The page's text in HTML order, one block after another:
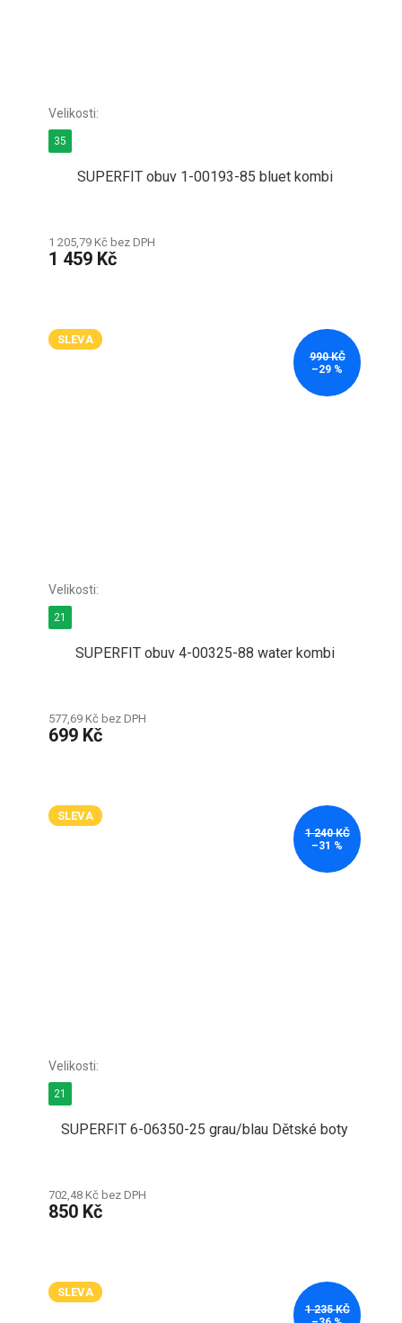
SUPERFIT obuv 1-00193-85 bluet kombi
1 205,79 Kč bez DPH
1 459 Kč
35
SLEVA
990 KČ
–29 %
SUPERFIT obuv 4-00325-88 water kombi
577,69 Kč bez DPH
699 Kč
21
SLEVA
1 240 KČ
–31 %
SUPERFIT 6-06350-25 grau/blau Dětské boty
702,48 Kč bez DPH
850 Kč
21
SLEVA
1 235 KČ